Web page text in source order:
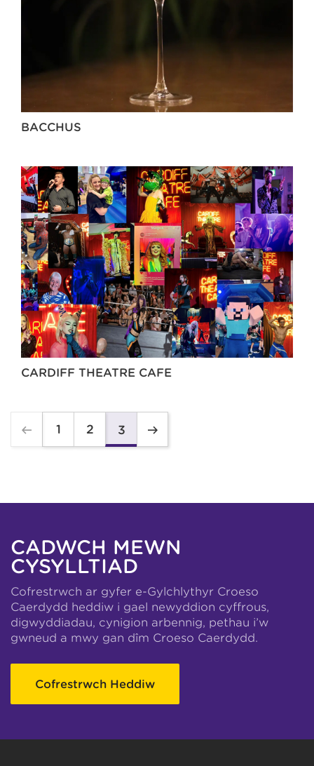
BACCHUS
CARDIFF THEATRE CAFE
1 2 3
CADWCH MEWN
CYSYLLTIAD
Cofrestrwch ar gyfer e-Gylchlythyr Croeso
Caerdydd heddiw i gael newyddion cyffrous,
digwyddiadau, cynigion arbennig, pethau i’w
gwneud a mwy gan dîm Croeso Caerdydd.
Cofrestrwch Heddiw